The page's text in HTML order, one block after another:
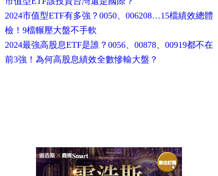
2024市值型ETF有多強？0050、006208…15檔績效總體
檢！9檔輾壓大盤不手軟
2024最強高股息ETF是誰？0056、00878、00919都不在
前3強！為何高股息績效全數慘輸大盤？